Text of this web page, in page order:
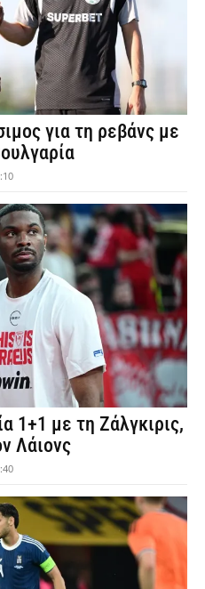
για τη ρεβάνς με
1+1 με τη Ζάλγκιρις,
Λάιονς